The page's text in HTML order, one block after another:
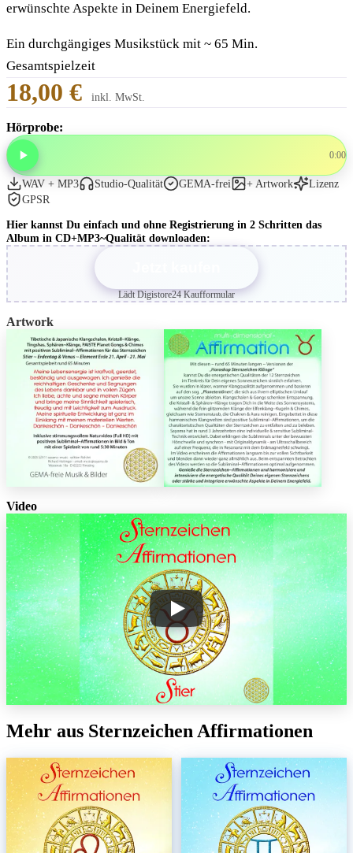
erwünschte Aspekte in Deinem Energiefeld.
Ein durchgängiges Musikstück mit ~ 65 Min.
Gesamtspielzeit
18,00 € inkl. MwSt.
Hörprobe:
0:00
WAV + MP3 Studio-Qualität GEMA-frei + Artwork
Lizenz
GPSR
Hier kannst Du einfach und ohne Registrierung in 2 Schritten das
Album in CD+MP3~Qualität downloaden:
Lädt Digistore24 Kaufformular
Artwork
Video
Mehr aus Sternzeichen Affirmationen